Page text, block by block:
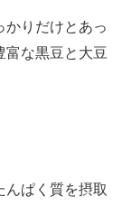
かりだけとあっ
富な黒豆と大豆
んぱく質を摂取